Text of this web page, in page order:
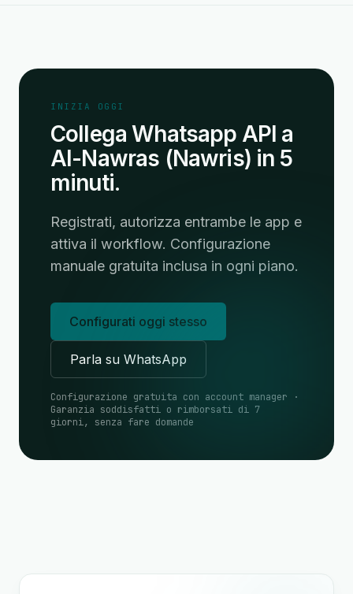
INIZIA OGGI
Collega Whatsapp API a
Al-Nawras (Nawris) in 5
minuti.
Registrati, autorizza entrambe le app e
attiva il workflow. Configurazione
manuale gratuita inclusa in ogni piano.
Configurati oggi stesso
Parla su WhatsApp
Configurazione gratuita con account manager ·
Garanzia soddisfatti o rimborsati di 7
giorni, senza fare domande